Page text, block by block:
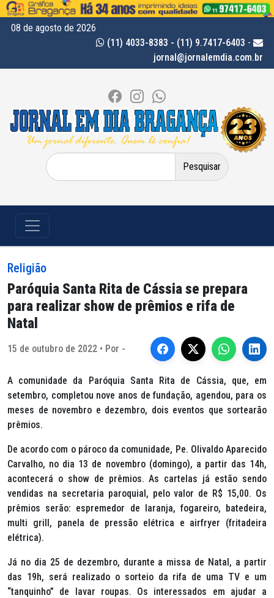
08 de agosto de 2026
(11) 4033-8383 - (11) 9.7417-6403 -
jornal@jornalemdia.com.br
Pesquisar
por:
Religião
Paróquia Santa Rita de Cássia se prepara
para realizar show de prêmios e rifa de
Natal
15 de outubro de 2022 • Por -
A comunidade da Paróquia Santa Rita de Cássia, que, em
setembro, completou nove anos de fundação, agendou, para os
meses de novembro e dezembro, dois eventos que sortearão
prêmios.
De acordo com o pároco da comunidade, Pe. Olivaldo Aparecido
Carvalho, no dia 13 de novembro (domingo), a partir das 14h,
acontecerá o show de prêmios. As cartelas já estão sendo
vendidas na secretaria paroquial, pelo valor de R$ 15,00. Os
prêmios serão: espremedor de laranja, fogareiro, batedeira,
multi grill, panela de pressão elétrica e airfryer (fritadeira
elétrica).
Já no dia 25 de dezembro, durante a missa de Natal, a partir
das 19h, será realizado o sorteio da rifa de uma TV e um
“tanquinho” de lavar roupas. Os interessados em ajudar a